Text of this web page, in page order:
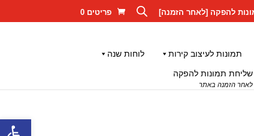
פתח
להפקה [לאחר הזמנה] פריטים 0
תמונות לעיצוב קירות לוחות שנה
שליחת תמונות להפקה
לאחר הזמנה באתר